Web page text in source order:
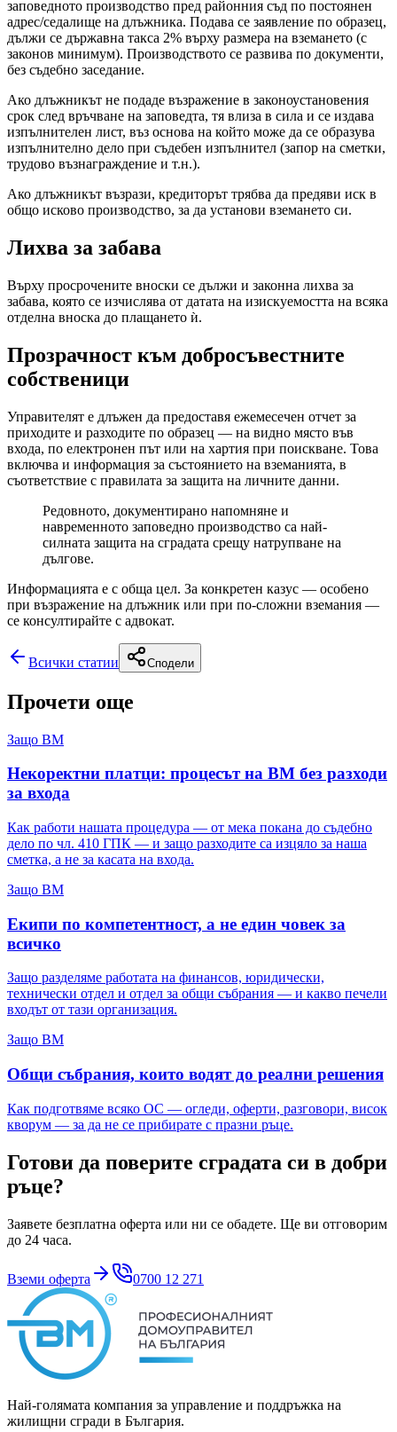
заповедното производство пред районния съд по постоянен
адрес/седалище на длъжника. Подава се заявление по образец,
дължи се държавна такса 2% върху размера на вземането (с
законов минимум). Производството се развива по документи,
без съдебно заседание.
Ако длъжникът не подаде възражение в законоустановения
срок след връчване на заповедта, тя влиза в сила и се издава
изпълнителен лист, въз основа на който може да се образува
изпълнително дело при съдебен изпълнител (запор на сметки,
трудово възнаграждение и т.н.).
Ако длъжникът възрази, кредиторът трябва да предяви иск в
общо исково производство, за да установи вземането си.
Лихва за забава
Върху просрочените вноски се дължи и законна лихва за
забава, която се изчислява от датата на изискуемостта на всяка
отделна вноска до плащането ѝ.
Прозрачност към добросъвестните
собственици
Управителят е длъжен да предоставя ежемесечен отчет за
приходите и разходите по образец — на видно място във
входа, по електронен път или на хартия при поискване. Това
включва и информация за състоянието на вземанията, в
съответствие с правилата за защита на личните данни.
Редовното, документирано напомняне и
навременното заповедно производство са най-
силната защита на сградата срещу натрупване на
дългове.
Информацията е с обща цел. За конкретен казус — особено
при възражение на длъжник или при по-сложни вземания —
се консултирайте с адвокат.
Всички статии Сподели
Прочети още
Защо ВМ
Некоректни платци: процесът на ВМ без разходи
за входа
Как работи нашата процедура — от мека покана до съдебно
дело по чл. 410 ГПК — и защо разходите са изцяло за наша
сметка, а не за касата на входа.
Защо ВМ
Екипи по компетентност, а не един човек за
всичко
Защо разделяме работата на финансов, юридически,
технически отдел и отдел за общи събрания — и какво печели
входът от тази организация.
Защо ВМ
Общи събрания, които водят до реални решения
Как подготвяме всяко ОС — огледи, оферти, разговори, висок
кворум — за да не се прибирате с празни ръце.
Готови да поверите сградата си в добри
ръце?
Заявете безплатна оферта или ни се обадете. Ще ви отговорим
до 24 часа.
Вземи оферта 0700 12 271
Най-голямата компания за управление и поддръжка на
жилищни сгради в България.